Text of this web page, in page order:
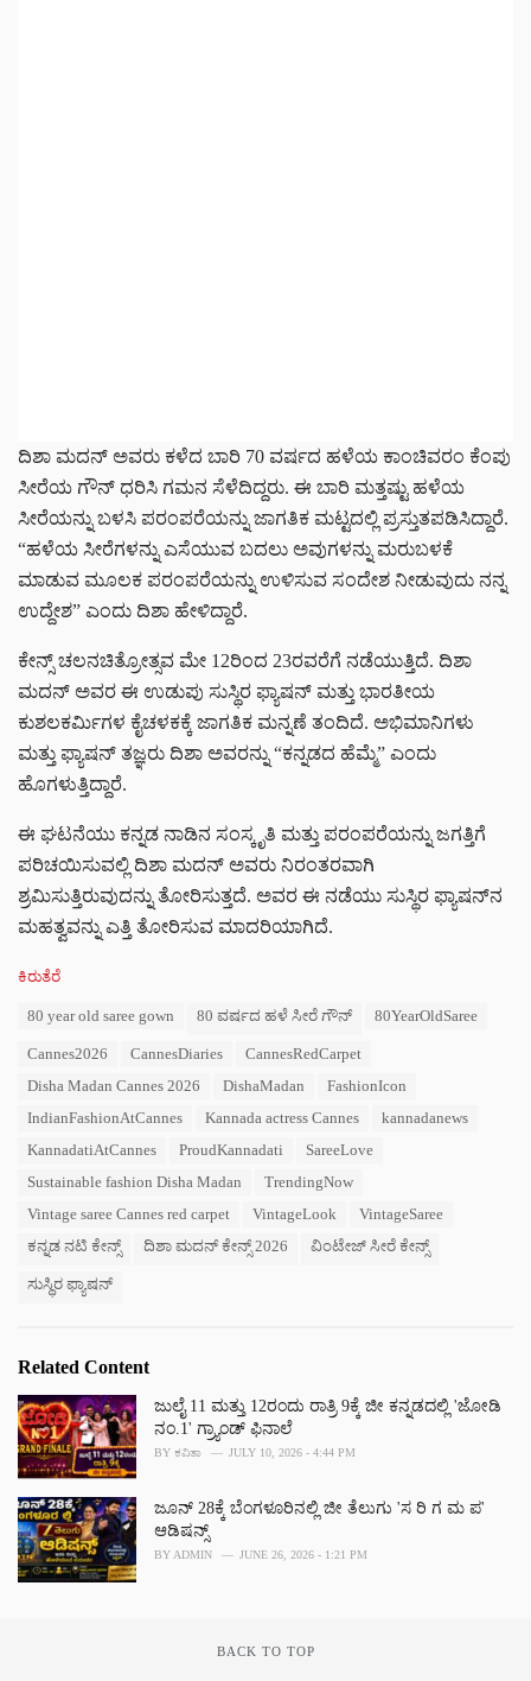
ದಿಶಾ ಮದನ್ ಅವರು ಕಳೆದ ಬಾರಿ 70 ವರ್ಷದ ಹಳೆಯ ಕಾಂಚಿವರಂ ಕೆಂಪು
ಸೀರೆಯ ಗೌನ್ ಧರಿಸಿ ಗಮನ ಸೆಳೆದಿದ್ದರು. ಈ ಬಾರಿ ಮತ್ತಷ್ಟು ಹಳೆಯ
ಸೀರೆಯನ್ನು ಬಳಸಿ ಪರಂಪರೆಯನ್ನು ಜಾಗತಿಕ ಮಟ್ಟದಲ್ಲಿ ಪ್ರಸ್ತುತಪಡಿಸಿದ್ದಾರೆ.
“ಹಳೆಯ ಸೀರೆಗಳನ್ನು ಎಸೆಯುವ ಬದಲು ಅವುಗಳನ್ನು ಮರುಬಳಕೆ
ಮಾಡುವ ಮೂಲಕ ಪರಂಪರೆಯನ್ನು ಉಳಿಸುವ ಸಂದೇಶ ನೀಡುವುದು ನನ್ನ
ಉದ್ದೇಶ” ಎಂದು ದಿಶಾ ಹೇಳಿದ್ದಾರೆ.
ಕೇನ್ಸ್ ಚಲನಚಿತ್ರೋತ್ಸವ ಮೇ 12ರಿಂದ 23ರವರೆಗೆ ನಡೆಯುತ್ತಿದೆ. ದಿಶಾ
ಮದನ್ ಅವರ ಈ ಉಡುಪು ಸುಸ್ಥಿರ ಫ್ಯಾಷನ್ ಮತ್ತು ಭಾರತೀಯ
ಕುಶಲಕರ್ಮಿಗಳ ಕೈಚಳಕಕ್ಕೆ ಜಾಗತಿಕ ಮನ್ನಣೆ ತಂದಿದೆ. ಅಭಿಮಾನಿಗಳು
ಮತ್ತು ಫ್ಯಾಷನ್ ತಜ್ಞರು ದಿಶಾ ಅವರನ್ನು “ಕನ್ನಡದ ಹೆಮ್ಮೆ” ಎಂದು
ಹೊಗಳುತ್ತಿದ್ದಾರೆ.
ಈ ಘಟನೆಯು ಕನ್ನಡ ನಾಡಿನ ಸಂಸ್ಕೃತಿ ಮತ್ತು ಪರಂಪರೆಯನ್ನು ಜಗತ್ತಿಗೆ
ಪರಿಚಯಿಸುವಲ್ಲಿ ದಿಶಾ ಮದನ್ ಅವರು ನಿರಂತರವಾಗಿ
ಶ್ರಮಿಸುತ್ತಿರುವುದನ್ನು ತೋರಿಸುತ್ತದೆ. ಅವರ ಈ ನಡೆಯು ಸುಸ್ಥಿರ ಫ್ಯಾಷನ್‌ನ
ಮಹತ್ವವನ್ನು ಎತ್ತಿ ತೋರಿಸುವ ಮಾದರಿಯಾಗಿದೆ.
C
ಕಿರುತೆರೆ
80 year old saree gown 80 ವರ್ಷದ ಹಳೆ ಸೀರೆ ಗೌನ್ 80YearOldSaree
Cannes2026 CannesDiaries
CannesRedCarpet
Disha Madan Cannes 2026
DishaMadan
FashionIcon
IndianFashionAtCannes
Kannada actress Cannes
kannadanews
KannadatiAtCannes
ProudKannadati
SareeLove
Sustainable fashion Disha Madan
TrendingNow
Vintage saree Cannes red carpet
VintageLook
VintageSaree
ಕನ್ನಡ ನಟಿ ಕೇನ್ಸ್
ದಿಶಾ ಮದನ್ ಕೇನ್ಸ್ 2026 ವಿಂಟೇಜ್ ಸೀರೆ ಕೇನ್ಸ್
ಸುಸ್ಥಿರ ಫ್ಯಾಷನ್
Related Content
ಜುಲೈ 11 ಮತ್ತು 12ರಂದು ರಾತ್ರಿ 9ಕ್ಕೆ ಜೀ ಕನ್ನಡದಲ್ಲಿ 'ಜೋಡಿ
ನಂ.1' ಗ್ರ್ಯಾಂಡ್ ಫಿನಾಲೆ
BY ಕವಿತಾ JULY 10, 2026 - 4:44 PM
ಜೂನ್ 28ಕ್ಕೆ ಬೆಂಗಳೂರಿನಲ್ಲಿ ಜೀ ತೆಲುಗು 'ಸ ರಿ ಗ ಮ ಪ'
ಆಡಿಷನ್ಸ್
BYADMIN JUNE 26, 2026 - 1:21 PM
BACK TO TOP